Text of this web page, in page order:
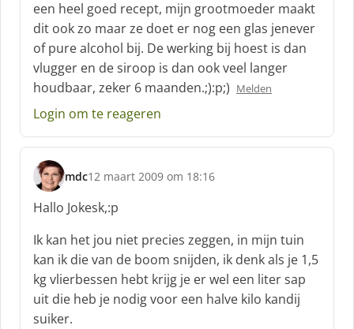
h
r
e
e
f
een heel goed recept, mijn grootmoeder maakt
dit ook zo maar ze doet er nog een glas jenever
of pure alcohol bij. De werking bij hoest is dan
vlugger en de siroop is dan ook veel langer
houdbaar, zeker 6 maanden.;):p;) Melden
Login om te reageren
mdc
s
c
h
r
e
f
:
12 maart 2009 om 18:16
Hallo Jokesk,:p
Ik kan het jou niet precies zeggen, in mijn tuin
kan ik die van de boom snijden, ik denk als je 1,5
kg vlierbessen hebt krijg je er wel een liter sap
uit die heb je nodig voor een halve kilo kandij
suiker.